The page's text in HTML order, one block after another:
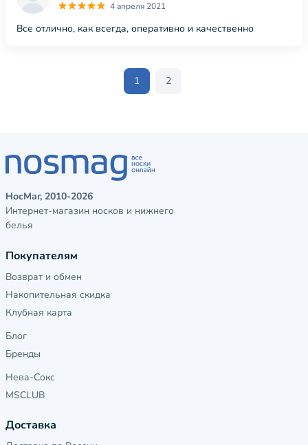
4 апреля 2021
Все отлично, как всегда, оперативно и качественно
1 2
НосМаг, 2010-2026
Интернет-магазин носков и нижнего
белья
Покупателям
Возврат и обмен
Накопительная скидка
Клубная карта
Блог
Бренды
Нева-Сокс
MSCLUB
Доставка